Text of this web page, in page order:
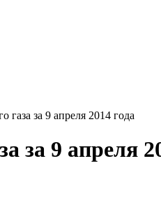
газа за 9 апреля 2014 года
за 9 апреля